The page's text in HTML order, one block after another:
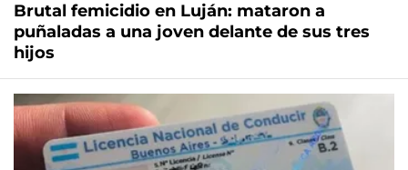
Brutal femicidio en Luján: mataron a
puñaladas a una joven delante de sus tres
hijos